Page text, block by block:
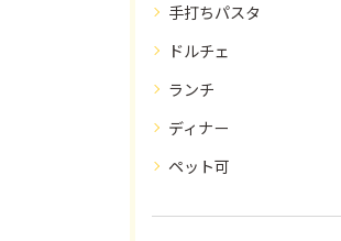
手打ちパスタ
ドルチェ
ランチ
ディナー
ペット可